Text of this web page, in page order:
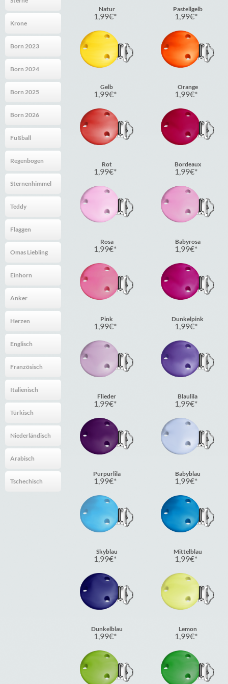
Krone
Born 2023
Born 2024
Born 2025
Born 2026
Fußball
Regenbogen
Sternenhimmel
Teddy
Flaggen
Omas Liebling
Einhorn
Anker
Herzen
Englisch
Französisch
Italienisch
Türkisch
Niederländisch
Arabisch
Tschechisch
Natur
1,99€
Pastellgelb
1,99€
Gelb
1,99€
Orange
1,99€
Rot
1,99€
Bordeaux
1,99€
Rosa
1,99€
Babyrosa
1,99€
Pink
1,99€
Dunkelpink
1,99€
Flieder
1,99€
Blaulila
1,99€
Purpurlila
1,99€
Babyblau
1,99€
Skyblau
1,99€
Mittelblau
1,99€
Dunkelblau
1,99€
Lemon
1,99€